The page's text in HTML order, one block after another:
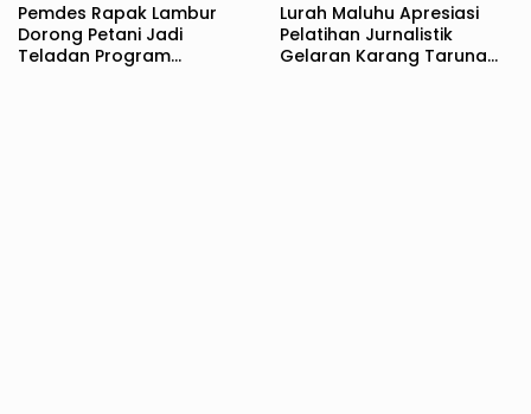
Pemdes Rapak Lambur
Dorong Petani Jadi
Teladan Program
Lurah Maluhu Apresiasi
Pelatihan Jurnalistik
Gelaran Karang Taruna